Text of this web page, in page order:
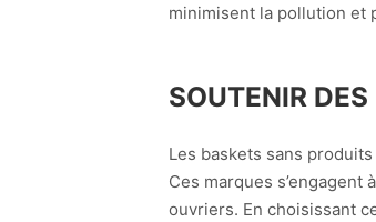
minimisent la pollution et
SOUTENIR
Les baskets sans
Ces marques
ouvriers. En choisissant